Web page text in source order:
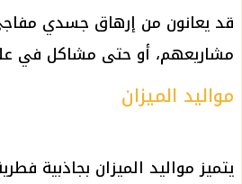
قد يعانون من إرهاق جسدي
مشاريعهم، أو حتى مشاكل في
مواليد الميزان
يتميز مواليد الميزان بجاذبية